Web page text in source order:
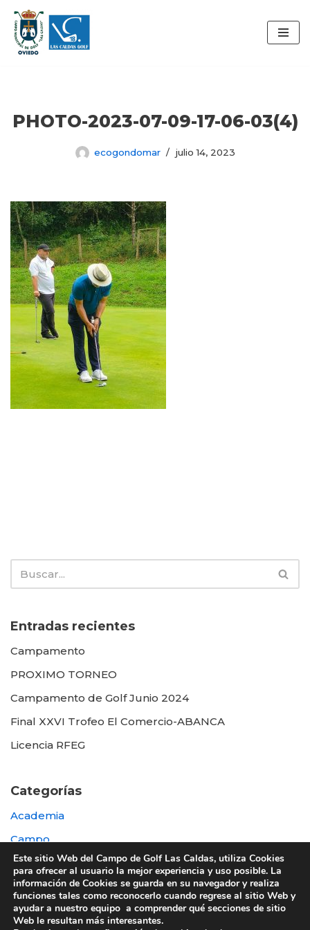
Saltar
al
PHOTO-2023-07-09-17-06-03(4)
ecogondomar julio 14, 2023
Entradas recientes
Campamento
PROXIMO TORNEO
Campamento de Golf Junio 2024
Final XXVI Trofeo El Comercio-ABANCA
Licencia RFEG
Categorías
Academia
Campo
Destacada
Otras
Este sitio Web del Campo de Golf Las Caldas, utiliza Cookies
para ofrecer al usuario la mejor experiencia y uso posible. La
información de Cookies se guarda en su navegador y realiza
funciones tales como reconocerlo cuando regrese al sitio Web y
ayudar a nuestro equipo a comprender qué secciones de sitio
Web le resultan más interesantes.